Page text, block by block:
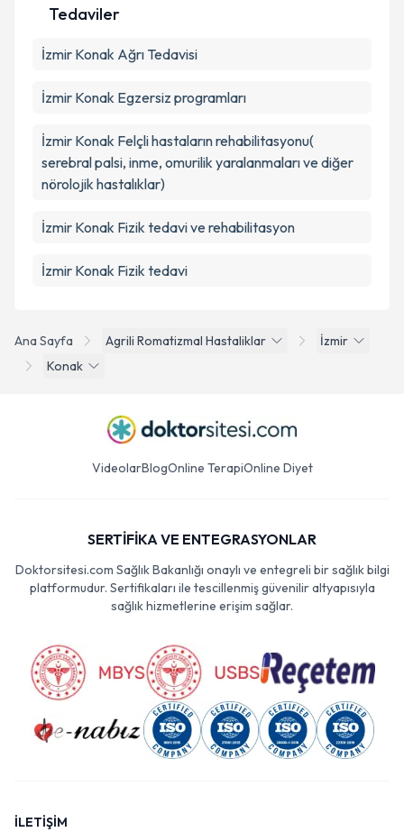
Ana Sayfa Agrili Romatizmal Hastaliklar
İzmir
Konak
Tedaviler
İzmir Konak Ağrı Tedavisi
İzmir Konak Egzersiz programları
İzmir Konak Felçli hastaların rehabilitasyonu(
serebral palsi, inme, omurilik yaralanmaları ve diğer
nörolojik hastalıklar)
İzmir Konak Fizik tedavi ve rehabilitasyon
İzmir Konak Fizik tedavi
VideolarBlogOnline TerapiOnline Diyet
SERTİFİKA VE ENTEGRASYONLAR
Doktorsitesi.com Sağlık Bakanlığı onaylı ve entegreli bir sağlık bilgi
platformudur. Sertifikaları ile tescillenmiş güvenilir altyapısıyla
sağlık hizmetlerine erişim sağlar.
İLETİŞİM